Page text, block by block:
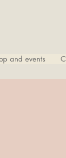
and events